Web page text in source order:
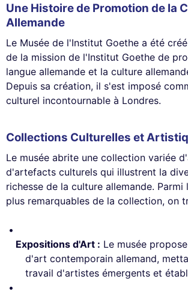
Une Histoire de Promotion de la
Allemande
Le Musée de l'Institut Goethe a été
de la mission de l'Institut Goethe de
langue allemande et la culture
Depuis sa création, il s'est imposé
culturel incontournable à Londres.
Collections Culturelles et
Le musée abrite une collection variée
d'artefacts culturels qui illustrent la
richesse de la culture allemande. Parmi
plus remarquables de la collection, on
Expositions d'Art : Le musée
d'art contemporain allemand,
travail d'artistes émergents et